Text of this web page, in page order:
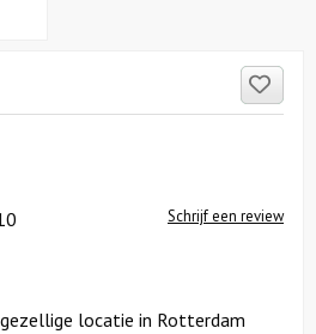
Schrijf een review
locatie in Rotterdam